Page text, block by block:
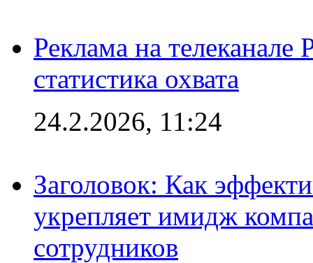
Реклама на
статистика охвата
24.2.2026, 11:24
Заголовок: Как
укрепляет имидж
сотрудников